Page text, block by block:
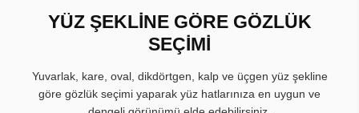
YÜZ ŞEKLİNE GÖRE GÖZLÜK
SEÇİMİ
Yuvarlak, kare, oval, dikdörtgen, kalp ve üçgen yüz şekline
göre gözlük seçimi yaparak yüz hatlarınıza en uygun ve